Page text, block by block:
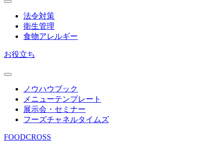
法令対策
衛生管理
食物アレルギー
お役立ち
ノウハウブック
メニューテンプレート
展示会・セミナー
フーズチャネルタイムズ
FOODCROSS